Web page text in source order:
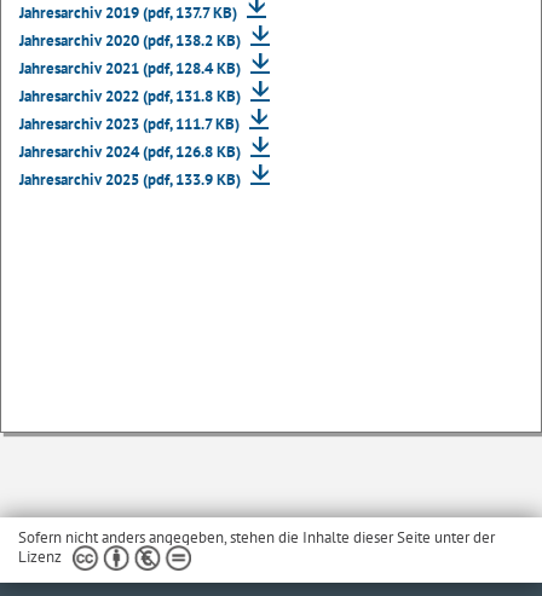
Jahresarchiv 2019 (pdf, 137.7 KB)
Jahresarchiv 2020 (pdf, 138.2 KB)
Jahresarchiv 2021 (pdf, 128.4 KB)
Jahresarchiv 2022 (pdf, 131.8 KB)
Jahresarchiv 2023 (pdf, 111.7 KB)
Jahresarchiv 2024 (pdf, 126.8 KB)
Jahresarchiv 2025 (pdf, 133.9 KB)
Sofern nicht anders angegeben, stehen die Inhalte dieser Seite unter der
Lizenz